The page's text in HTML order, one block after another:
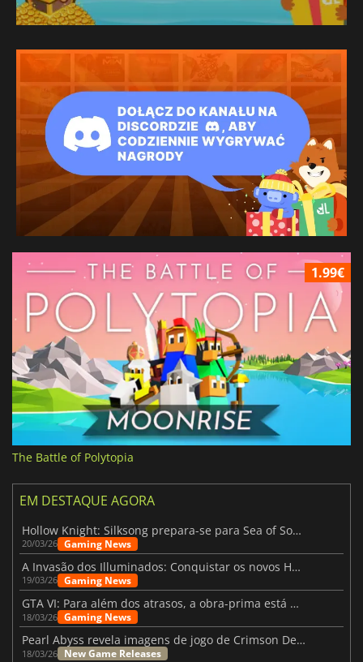
1.99€
The Battle of Polytopia
EM DESTAQUE AGORA
Hollow Knight: Silksong prepara-se para Sea of Sorrow com um patch
20/03/26 Gaming News
A Invasão dos Illuminados: Conquistar os novos Helldivers 2 Atualização!
19/03/26 Gaming News
GTA VI: Para além dos atrasos, a obra-prima está quase a chegar
18/03/26 Gaming News
Pearl Abyss revela imagens de jogo de Crimson Desert para a PS5
18/03/26 New Game Releases